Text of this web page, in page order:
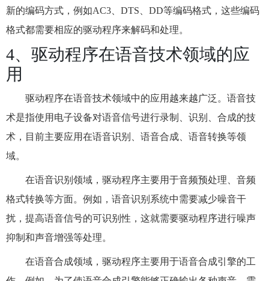
新的编码方式，例如AC3、DTS、DD等编码格式，这些编码
格式都需要相应的驱动程序来解码和处理。
4、驱动程序在语音技术领域的应
用
驱动程序在语音技术领域中的应用越来越广泛。语音技
术是指使用电子设备对语音信号进行录制、识别、合成的技
术，目前主要应用在语音识别、语音合成、语音转换等领
域。
在语音识别领域，驱动程序主要用于音频预处理、音频
格式转换等方面。例如，语音识别系统中需要减少噪音干
扰，提高语音信号的可识别性，这就需要驱动程序进行噪声
抑制和声音增强等处理。
在语音合成领域，驱动程序主要用于语音合成引擎的工